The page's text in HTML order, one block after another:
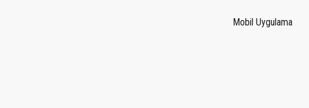
Mobil Uygulama